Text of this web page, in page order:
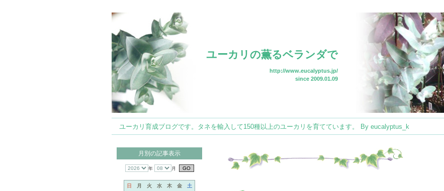
ユーカリの薫るベランダで
http://www.eucalyptus.jp/
since 2009.01.09
ユーカリ育成ブログです。タネを輸入して150種以上のユーカリを育てています。 By eucalyptus_k
月別の記事表示
年 月
日 月 火 水 木 金
土